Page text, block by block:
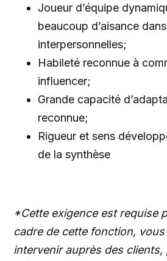
Joueur d’équipe
beaucoup d’aisance
interpersonnelles;
Habileté reconnue à
influencer;
Grande capacité
reconnue;
Rigueur et sens
de la synthèse
*Cette exigence est requise
cadre de cette fonction, vous
intervenir auprès des clients,